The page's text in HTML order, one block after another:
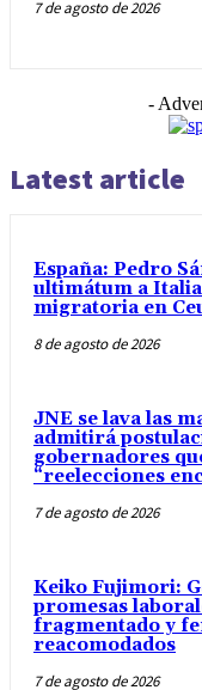
7 de agosto de 2026
-
Latest article
España: Pedro
ultimátum a
migratoria en
8 de agosto de 2026
JNE se lava las
admitirá
gobernadores
“reelecciones
7 de agosto de 2026
Keiko Fujimori:
promesas
fragmentado y
reacomodados
7 de agosto de 2026